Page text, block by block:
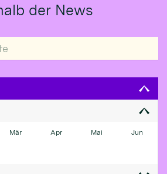
der News
Mär Apr Mai Jun